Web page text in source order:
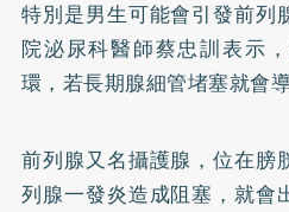
特別是男生可能會引發前列
院泌尿科醫師蔡忠訓表示
環，若長期腺細管堵塞就會
前列腺又名攝護腺，位在膀
列腺一發炎造成阻塞，就會